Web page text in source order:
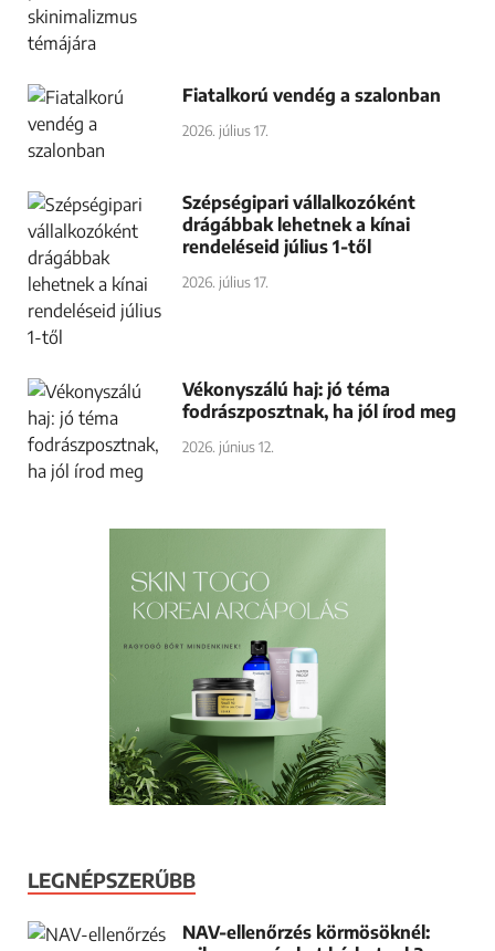
Fiatalkorú vendég a szalonban
2026. július 17.
Szépségipari vállalkozóként
drágábbak lehetnek a kínai
rendeléseid július 1-től
2026. július 17.
Vékonyszálú haj: jó téma
fodrászposztnak, ha jól írod meg
2026. június 12.
LEGNÉPSZERŰBB
NAV-ellenőrzés körmösöknél: